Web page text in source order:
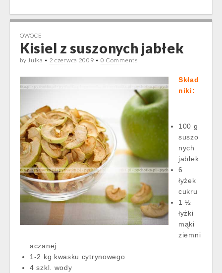
OWOCE
Kisiel z suszonych jabłek
byJulka • 2 czerwca 2009 • 0 Comments
Skład
niki:
100 g
suszo
nych
jabłek
6
łyżek
cukru
1 ½
łyżki
mąki
ziemni
aczanej
1-2 kg kwasku cytrynowego
4 szkl. wody